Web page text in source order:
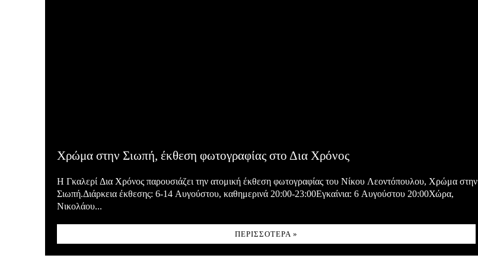
Χρώμα στην Σιωπή, έκθεση φωτογραφίας στο Δια Χρόνος
Η Γκαλερί Δια Χρόνος παρουσιάζει την ατομική έκθεση φωτογραφίας του Νίκου Λεοντόπουλου, Χρώμα στην
Σιωπή.Διάρκεια έκθεσης: 6-14 Αυγούστου, καθημερινά 20:00-23:00Εγκαίνια: 6 Αυγούστου 20:00Χώρα,
Νικολάου...
ΠΕΡΙΣΣΌΤΕΡΑ »